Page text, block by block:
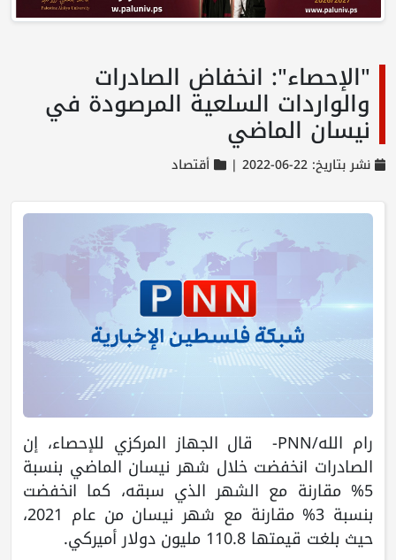
"الإحصاء": انخفاض الصادرات
والواردات السلعية المرصودة في
نيسان الماضي
نشر بتاريخ: 22-06-2022 | أقتصاد
رام الله/PNN- قال الجهاز المركزي للإحصاء، إن
الصادرات انخفضت خلال شهر نيسان الماضي بنسبة
5% مقارنة مع الشهر الذي سبقه، كما انخفضت
بنسبة 3% مقارنة مع شهر نيسان من عام 2021،
حيث بلغت قيمتها 110.8 مليون دولار أميركي.